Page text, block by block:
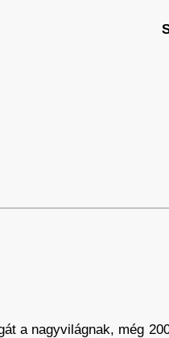
a nagyvilágnak, még